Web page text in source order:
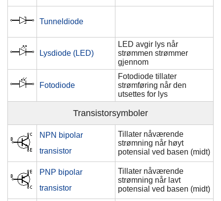
Tunneldiode
Lysdiode (LED)
LED avgir lys når
strømmen strømmer
gjennom
Fotodiode
Fotodiode tillater
strømføring når den
utsettes for lys
Transistorsymboler
NPN bipolar
transistor
Tillater nåværende
strømning når høyt
potensial ved basen (midt)
PNP bipolar
transistor
Tillater nåværende
strømning når lavt
potensial ved basen (midt)